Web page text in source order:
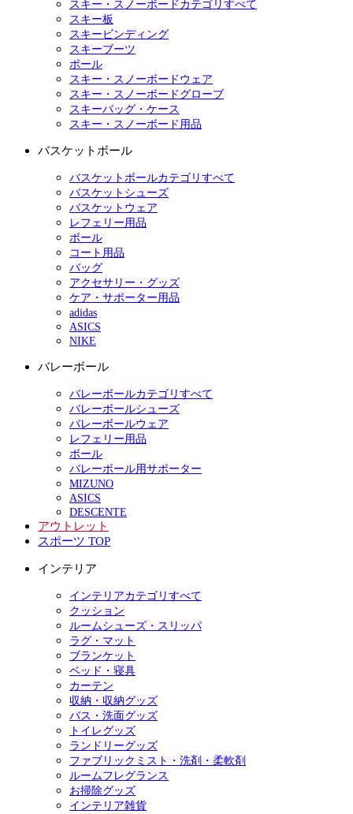
スキー・スノーボードカテゴリすべて
スキー板
スキービンディング
スキーブーツ
ポール
スキー・スノーボードウェア
スキー・スノーボードグローブ
スキーバッグ・ケース
スキー・スノーボード用品
バスケットボール
バスケットボールカテゴリすべて
バスケットシューズ
バスケットウェア
レフェリー用品
ボール
コート用品
バッグ
アクセサリー・グッズ
ケア・サポーター用品
adidas
ASICS
NIKE
バレーボール
バレーボールカテゴリすべて
バレーボールシューズ
バレーボールウェア
レフェリー用品
ボール
バレーボール用サポーター
MIZUNO
ASICS
DESCENTE
アウトレット
スポーツ TOP
インテリア
インテリアカテゴリすべて
クッション
ルームシューズ・スリッパ
ラグ・マット
ブランケット
ベッド・寝具
カーテン
収納・収納グッズ
バス・洗面グッズ
トイレグッズ
ランドリーグッズ
ファブリックミスト・洗剤・柔軟剤
ルームフレグランス
お掃除グッズ
インテリア雑貨